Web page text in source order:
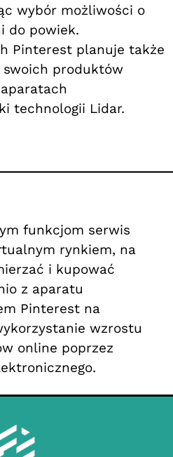
wybór możliwości o
do powiek.
Pinterest planuje także
produktów
technologii Lidar.
funkcjom serwis
rynkiem, na
i kupować
z aparatu
Pinterest na
wzrostu
online poprzez